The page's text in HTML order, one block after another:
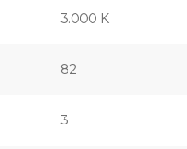
3.000 K
82
3